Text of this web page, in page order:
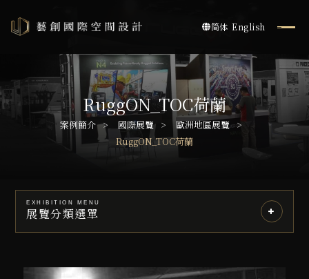
简体 English
RuggON_TOC荷蘭
案例簡介 國際展覽
歐洲地區展覽
RuggON_TOC荷蘭
EXHIBITION MENU
展覽分類選單